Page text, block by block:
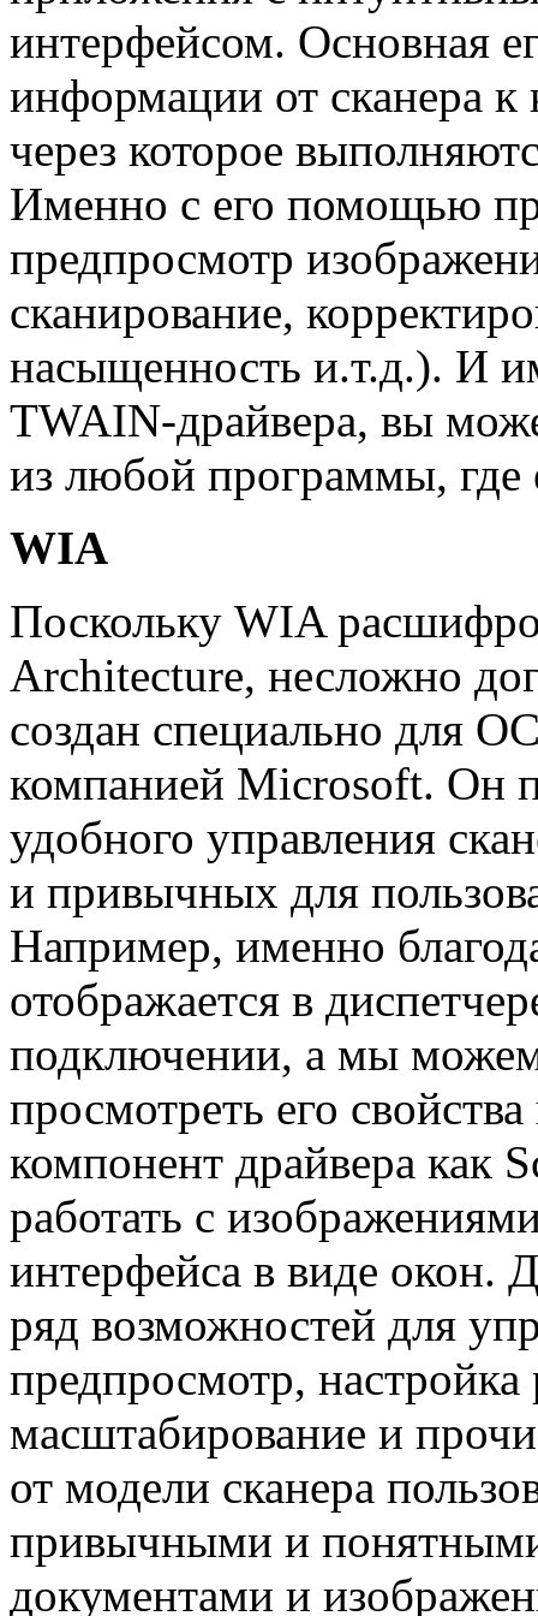
интерфейсом. Основная
информации от сканера
через которое
Именно с его помощью
предпросмотр
сканирование,
насыщенность и.т.д.). И
TWAIN-драйвера, вы
из любой программы, где
WIA
Поскольку WIA
Architecture, несложно
создан специально для
компанией Microsoft. Он
удобного управления
и привычных для
Например, именно
отображается в
подключении, а мы
просмотреть его
компонент драйвера как
работать с
интерфейса в виде окон.
ряд возможностей для
предпросмотр,
масштабирование и
от модели сканера
привычными и
документами и